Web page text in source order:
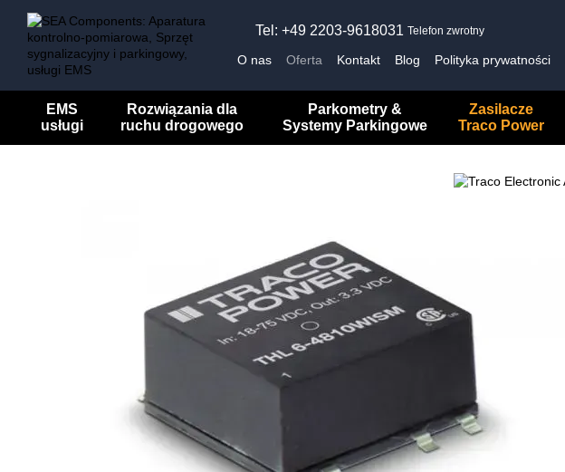
Przejdź do głównej treści
Tel: +49 2203-9618031 Telefon zwrotny
O nas Oferta Kontakt Blog Polityka prywatności
EMS
usługi
Rozwiązania dla
ruchu drogowego
Parkometry &
Systemy Parkingowe
Zasilacze
Traco Power